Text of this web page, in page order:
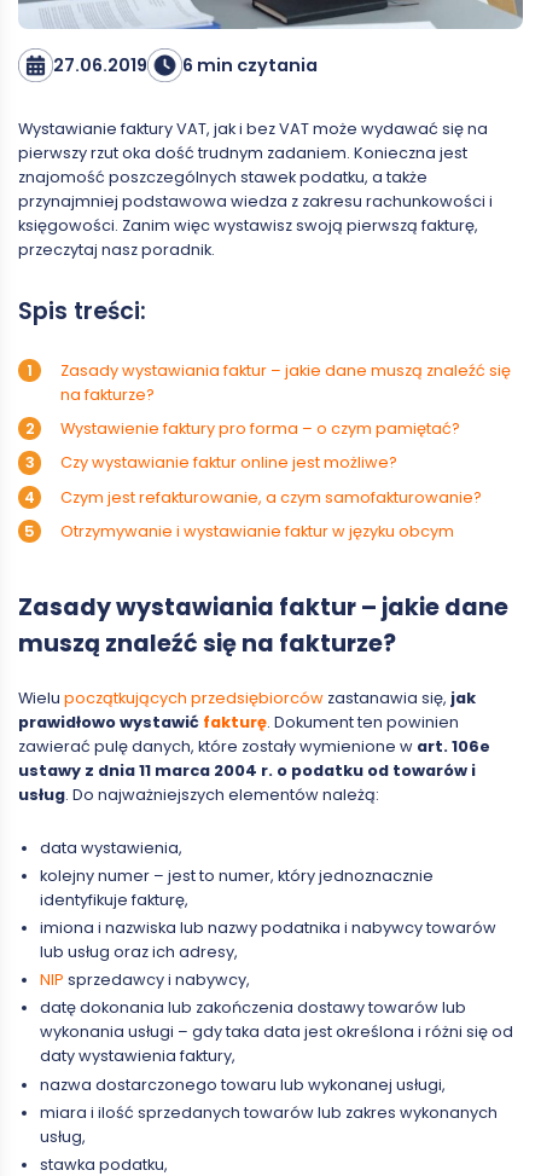
27.06.2019 6 min czytania
Wystawianie faktury VAT, jak i bez VAT może wydawać się na
pierwszy rzut oka dość trudnym zadaniem. Konieczna jest
znajomość poszczególnych stawek podatku, a także
przynajmniej podstawowa wiedza z zakresu rachunkowości i
księgowości. Zanim więc wystawisz swoją pierwszą fakturę,
przeczytaj nasz poradnik.
Spis treści:
Zasady wystawiania faktur – jakie dane muszą znaleźć się
na fakturze?
Wystawienie faktury pro forma – o czym pamiętać?
Czy wystawianie faktur online jest możliwe?
Czym jest refakturowanie, a czym samofakturowanie?
Otrzymywanie i wystawianie faktur w języku obcym
Zasady wystawiania faktur – jakie dane
muszą znaleźć się na fakturze?
Wielu początkujących przedsiębiorców zastanawia się, jak
prawidłowo wystawić fakturę. Dokument ten powinien
zawierać pulę danych, które zostały wymienione w art. 106e
ustawy z dnia 11 marca 2004 r. o podatku od towarów i
usług. Do najważniejszych elementów należą:
data wystawienia,
kolejny numer – jest to numer, który jednoznacznie
identyfikuje fakturę,
imiona i nazwiska lub nazwy podatnika i nabywcy towarów
lub usług oraz ich adresy,
NIP sprzedawcy i nabywcy,
datę dokonania lub zakończenia dostawy towarów lub
wykonania usługi – gdy taka data jest określona i różni się od
daty wystawienia faktury,
nazwa dostarczonego towaru lub wykonanej usługi,
miara i ilość sprzedanych towarów lub zakres wykonanych
usług,
stawka podatku,